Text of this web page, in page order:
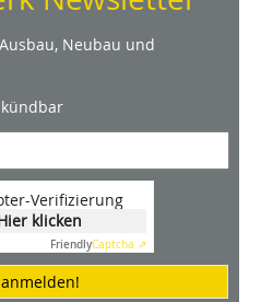
Neubau und
Verifizierung
klicken
FriendlyCaptcha ⇗